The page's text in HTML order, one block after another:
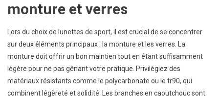
monture et verres
Lors du choix de lunettes de sport, il est crucial de se concentrer
sur deux éléments principaux : la monture et les verres. La
monture doit offrir un bon maintien tout en étant suffisamment
légère pour ne pas gênant votre pratique. Privilégiez des
matériaux résistants comme le polycarbonate ou le tr90, qui
combinent légèreté et solidité. Les branches en caoutchouc sont